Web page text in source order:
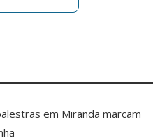
em Miranda marcam